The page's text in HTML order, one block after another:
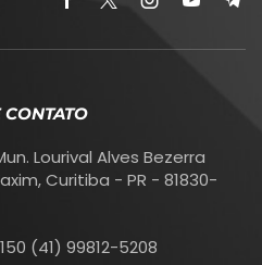
CONTATO
Lourival Alves Bezerra
Curitiba - PR - 81830-
(41) 99812-5208